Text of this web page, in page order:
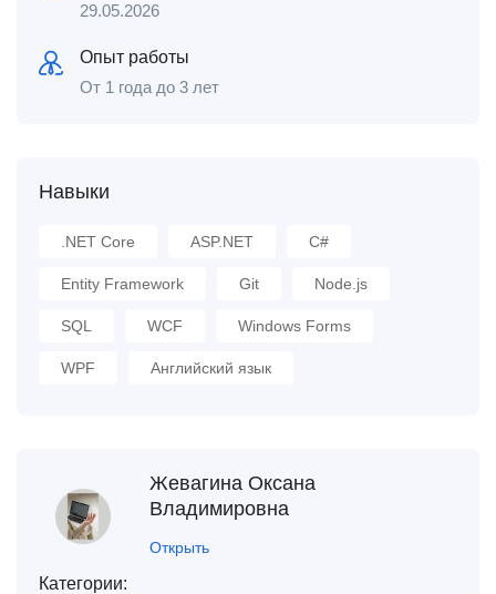
29.05.2026
Опыт работы
От 1 года до 3 лет
Навыки
.NET Core ASP.NET C#
Entity Framework Git Node.js
SQL WCF Windows Forms
WPF Английский язык
Жевагина Оксана
Владимировна
Открыть
Категории: